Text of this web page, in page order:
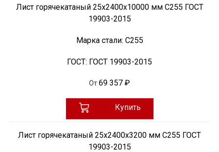
Лист горячекатаный 25х2400х10000 мм С255 ГОСТ
19903-2015
Марка стали: С255
ГОСТ: ГОСТ 19903-2015
От69 357 ₽
Купить
Лист горячекатаный 25х2400х3200 мм С255 ГОСТ
19903-2015